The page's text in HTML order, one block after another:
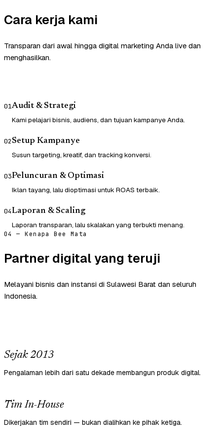
Cara kerja kami
Transparan dari awal hingga digital marketing Anda live dan
menghasilkan.
01Audit & Strategi
Kami pelajari bisnis, audiens, dan tujuan kampanye Anda.
02Setup Kampanye
Susun targeting, kreatif, dan tracking konversi.
03Peluncuran & Optimasi
Iklan tayang, lalu dioptimasi untuk ROAS terbaik.
04Laporan & Scaling
Laporan transparan, lalu skalakan yang terbukti menang.
04 — Kenapa Bee Mata
Partner digital yang teruji
Melayani bisnis dan instansi di Sulawesi Barat dan seluruh
Indonesia.
Sejak 2013
Pengalaman lebih dari satu dekade membangun produk digital.
Tim In-House
Dikerjakan tim sendiri — bukan dialihkan ke pihak ketiga.